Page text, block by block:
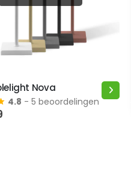
Nova
4.8 - 5 beoordelingen